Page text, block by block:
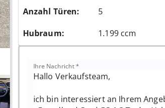
Anzahl Türen:
5
Hubraum: 1.199 ccm
Ihre Nachricht*